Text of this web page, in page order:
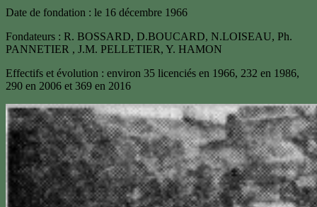
Date de fondation : le 16 décembre 1966
Fondateurs : R. BOSSARD, D.BOUCARD, N.LOISEAU, Ph.
PANNETIER , J.M. PELLETIER, Y. HAMON
Effectifs et évolution : environ 35 licenciés en 1966, 232 en 1986,
290 en 2006 et 369 en 2016